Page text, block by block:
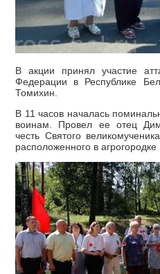
В акции принял участие
Федерации в Республике
Томихин.
В 11 часов началась
воинам. Провел ее отец
честь Святого
расположенного в агрогородке